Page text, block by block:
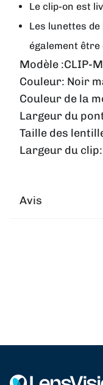
Le clip-on est
Les lunettes
également être
Modèle :CLIP-
Couleur: Noir
Couleur de la
Largeur du
Taille des
Largeur du clip:
Avis